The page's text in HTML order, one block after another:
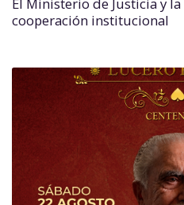
cooperación institucional